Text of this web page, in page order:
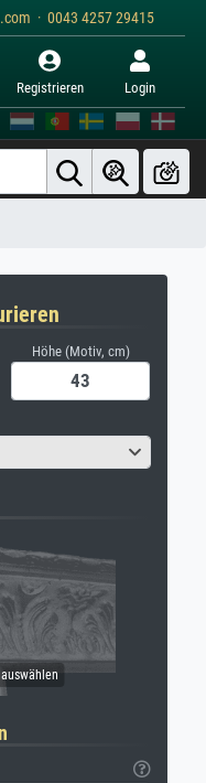
· 0043 4257 29415
Registrieren Login
Höhe (Motiv, cm)